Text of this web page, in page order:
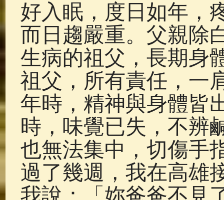
好入眠，度日如年，
而日趨嚴重。父親除
生病的祖父，長期身
祖父，所有責任，一
年時，精神與身體皆
時，味覺已失，不辨
也無法集中，切傷手
過了幾週，我在高雄